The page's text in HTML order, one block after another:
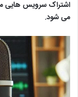
می شود.